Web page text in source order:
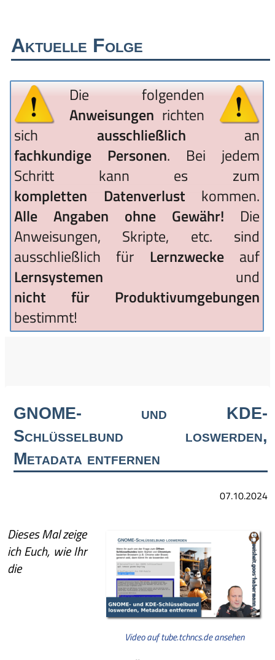
Aktuelle Folge
Die folgenden
Anweisungen richten
sich ausschließlich an
fachkundige Personen. Bei jedem
Schritt kann es zum
kompletten Datenverlust kommen.
Alle Angaben ohne Gewähr! Die
Anweisungen, Skripte, etc. sind
ausschließlich für Lernzweckeauf
Lernsystemen und
nicht für Produktivumgebungen
bestimmt!
GNOME- und KDE-
Schlüsselbund loswerden,
Metadata entfernen
07.10.2024
Video auf tube.tchncs.de ansehen
Dieses Mal zeige
ich Euch, wie Ihr
die